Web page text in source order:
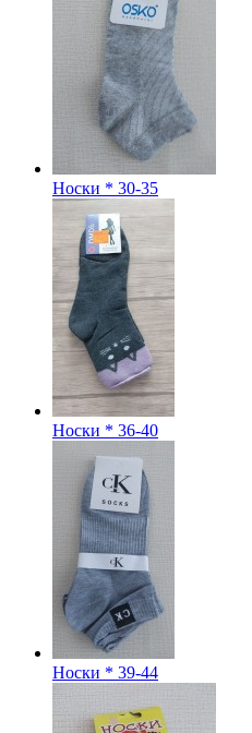
Носки * 30-35
Носки * 36-40
Носки * 39-44